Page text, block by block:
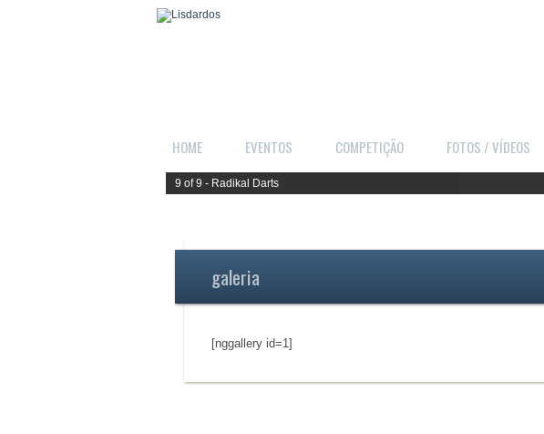
HOME EVENTOS COMPETIÇÃO FOTOS / VÍDEOS
9 of 9 - Radikal Darts
galeria
[nggallery id=1]